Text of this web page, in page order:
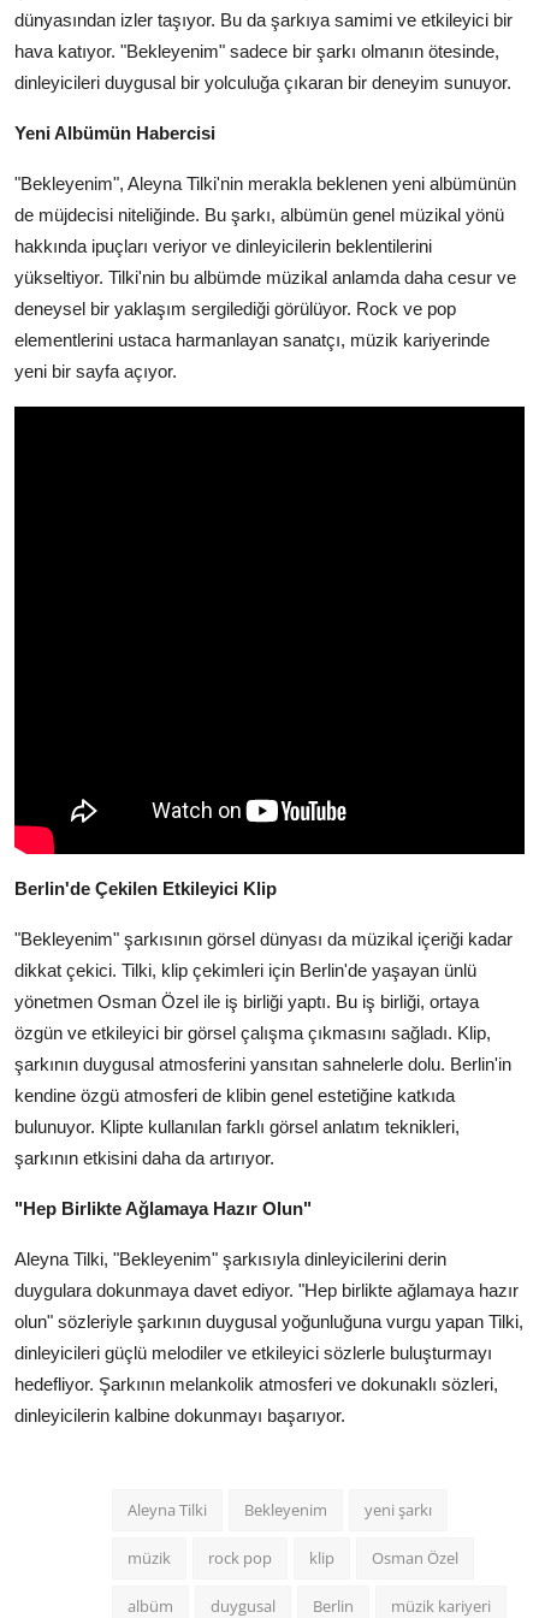
dünyasından izler taşıyor. Bu da şarkıya samimi ve etkileyici bir
hava katıyor. "Bekleyenim" sadece bir şarkı olmanın ötesinde,
dinleyicileri duygusal bir yolculuğa çıkaran bir deneyim sunuyor.
Yeni Albümün Habercisi
"Bekleyenim", Aleyna Tilki'nin merakla beklenen yeni albümünün
de müjdecisi niteliğinde. Bu şarkı, albümün genel müzikal yönü
hakkında ipuçları veriyor ve dinleyicilerin beklentilerini
yükseltiyor. Tilki'nin bu albümde müzikal anlamda daha cesur ve
deneysel bir yaklaşım sergilediği görülüyor. Rock ve pop
elementlerini ustaca harmanlayan sanatçı, müzik kariyerinde
yeni bir sayfa açıyor.
Berlin'de Çekilen Etkileyici Klip
"Bekleyenim" şarkısının görsel dünyası da müzikal içeriği kadar
dikkat çekici. Tilki, klip çekimleri için Berlin'de yaşayan ünlü
yönetmen Osman Özel ile iş birliği yaptı. Bu iş birliği, ortaya
özgün ve etkileyici bir görsel çalışma çıkmasını sağladı. Klip,
şarkının duygusal atmosferini yansıtan sahnelerle dolu. Berlin'in
kendine özgü atmosferi de klibin genel estetiğine katkıda
bulunuyor. Klipte kullanılan farklı görsel anlatım teknikleri,
şarkının etkisini daha da artırıyor.
"Hep Birlikte Ağlamaya Hazır Olun"
Aleyna Tilki, "Bekleyenim" şarkısıyla dinleyicilerini derin
duygulara dokunmaya davet ediyor. "Hep birlikte ağlamaya hazır
olun" sözleriyle şarkının duygusal yoğunluğuna vurgu yapan Tilki,
dinleyicileri güçlü melodiler ve etkileyici sözlerle buluşturmayı
hedefliyor. Şarkının melankolik atmosferi ve dokunaklı sözleri,
dinleyicilerin kalbine dokunmayı başarıyor.
Aleyna Tilki Bekleyenim yeni şarkı
müzik rock pop klip Osman Özel
albüm duygusal Berlin müzik kariyeri